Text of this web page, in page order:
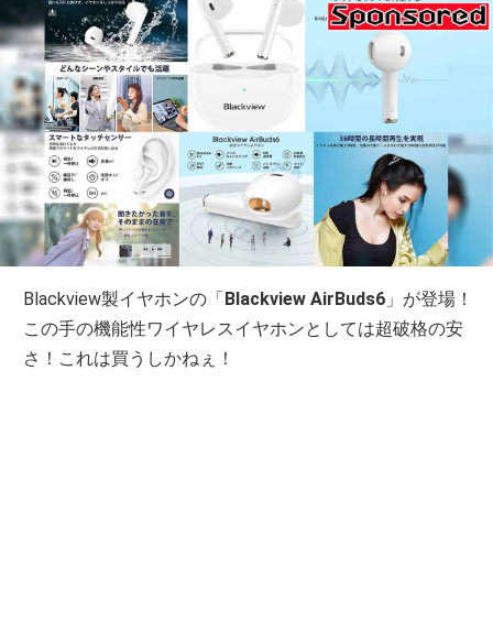
Blackview製イヤホンの「 Blackview AirBuds6 」が登場！
この手の機能性ワイヤレスイヤホンとしては超破格の安
さ！これは買うしかねぇ！